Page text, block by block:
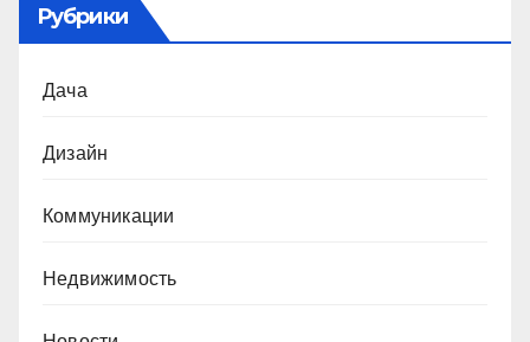
Рубрики
Дача
Дизайн
Коммуникации
Недвижимость